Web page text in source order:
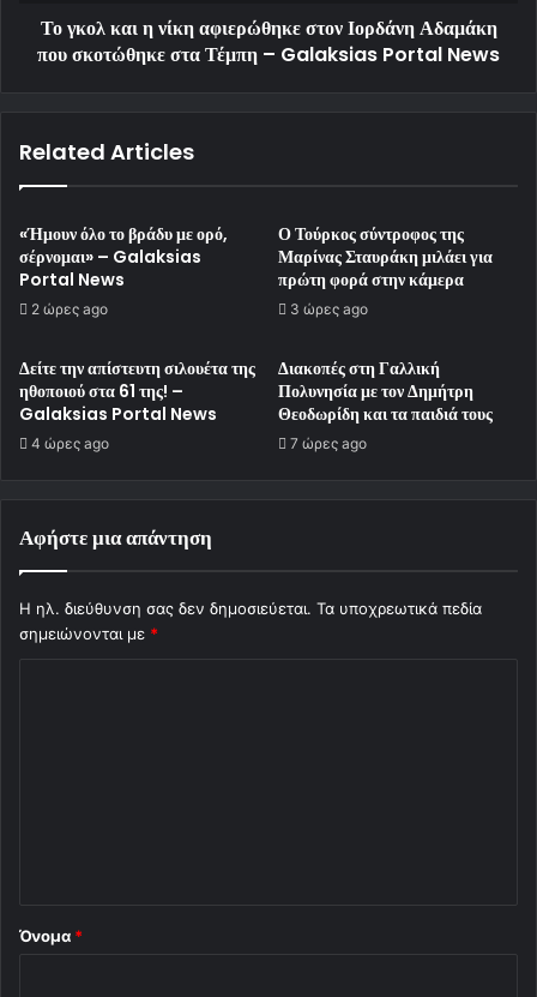
Το γκολ και η νίκη αφιερώθηκε στον Ιορδάνη Αδαμάκη
που σκοτώθηκε στα Τέμπη – Galaksias Portal News
Related Articles
«Ήμουν όλο το βράδυ με ορό,
σέρνομαι» – Galaksias
Portal News
2 ώρες ago
Ο Τούρκος σύντροφος της
Μαρίνας Σταυράκη μιλάει για
πρώτη φορά στην κάμερα
3 ώρες ago
Δείτε την απίστευτη σιλουέτα της
ηθοποιού στα 61 της! –
Galaksias Portal News
4 ώρες ago
Διακοπές στη Γαλλική
Πολυνησία με τον Δημήτρη
Θεοδωρίδη και τα παιδιά τους
7 ώρες ago
Αφήστε μια απάντηση
Η ηλ. διεύθυνση σας δεν δημοσιεύεται. Τα υποχρεωτικά πεδία
σημειώνονται με *
Όνομα *